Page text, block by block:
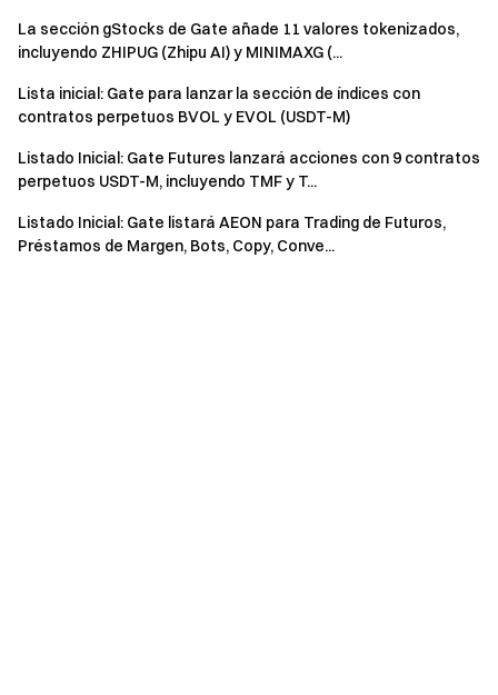
manualmente sus activos en el mercado Pilot a sus
b. Si un token Pilot ya no cumple con los criterios de
listado, su trading será suspendido y será deslistado.
Los usuarios con activos de tokens deslistados deben
retirarlos manualmente a una billetera on-chain.
En caso de discrepancias entre la versión traducida y
la versión en inglés, prevalecerá la versión en inglés de
La sección gStocks de Gate añade 11 valores tokenizados,
incluyendo ZHIPUG (Zhipu AI) y MINIMAXG (...
Lista inicial: Gate para lanzar la sección de índices con
contratos perpetuos BVOL y EVOL (USDT-M)
Listado Inicial: Gate Futures lanzará acciones con 9 contratos
perpetuos USDT-M, incluyendo TMF y T...
Listado Inicial: Gate listará AEON para Trading de Futuros,
Préstamos de Margen, Bots, Copy, Conve...